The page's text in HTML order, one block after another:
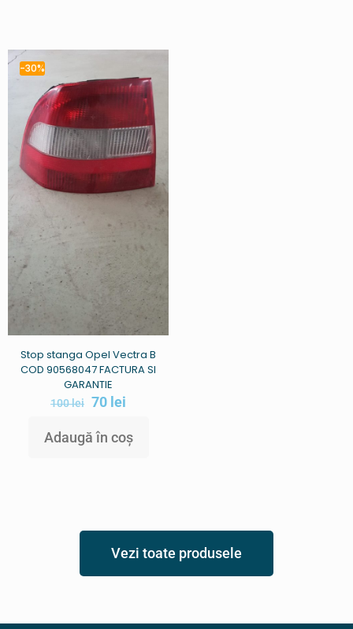
-30%
Stop stanga Opel Vectra B
COD 90568047 FACTURA SI
GARANTIE
100lei 70 lei
Adaugă în coș
Vezi toate produsele